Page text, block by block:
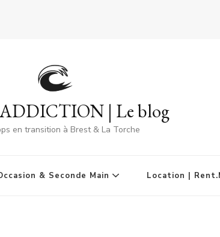
| Le blog
en transition à Brest & La Torche
& Seconde Main Location |